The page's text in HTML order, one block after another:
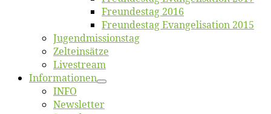
Freun­des­tag 2016
Freun­des­tag Evan­ge­li­sa­ti­on 2015
Jugend­mis­sions­tag
Zelt­ein­sät­ze
Live­stream
Informatio­nen
INFO
News­let­ter